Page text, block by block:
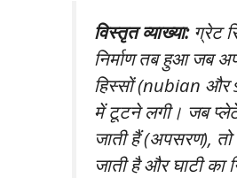
विस्तृत व्याख्या:ग्रेट
निर्माण तब हुआ जब
हिस्सों (nubian
में टूटने लगी। जब
जाती हैं (अपसरण),
जाती है और घाटी का